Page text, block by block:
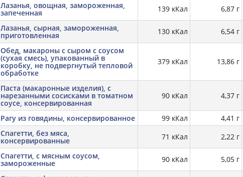
Лазанья, овощная, замороженная,
запеченная 139 кКал 6,87 г
Лазанья, сырная, замороженная,
приготовленная 130 кКал 6,54 г
Обед, макароны с сыром с соусом
(сухая смесь), упакованный в
коробку, не подвергнутый тепловой
обработке
379 кКал 13,86 г
Паста (макаронные изделия), с
нарезанными сосисками в томатном
соусе, консервированная
90 кКал 4,37 г
Рагу из говядины, консервированное 99 кКал 4,41 г
Спагетти, без мяса,
консервированные 71 кКал 2,22 г
Спагетти, с мясным соусом,
замороженные 90 кКал 5,05 г